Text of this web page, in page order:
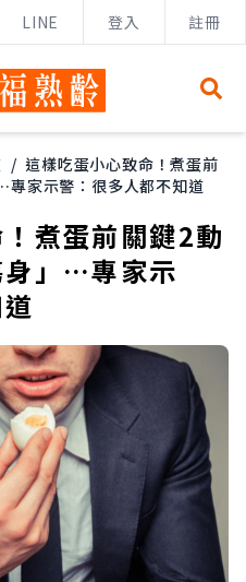
LINE 登入 註冊
/ 這樣吃蛋小心致命！煮蛋前
家示警：很多人都不知道
煮蛋前關鍵2動
身」…專家示